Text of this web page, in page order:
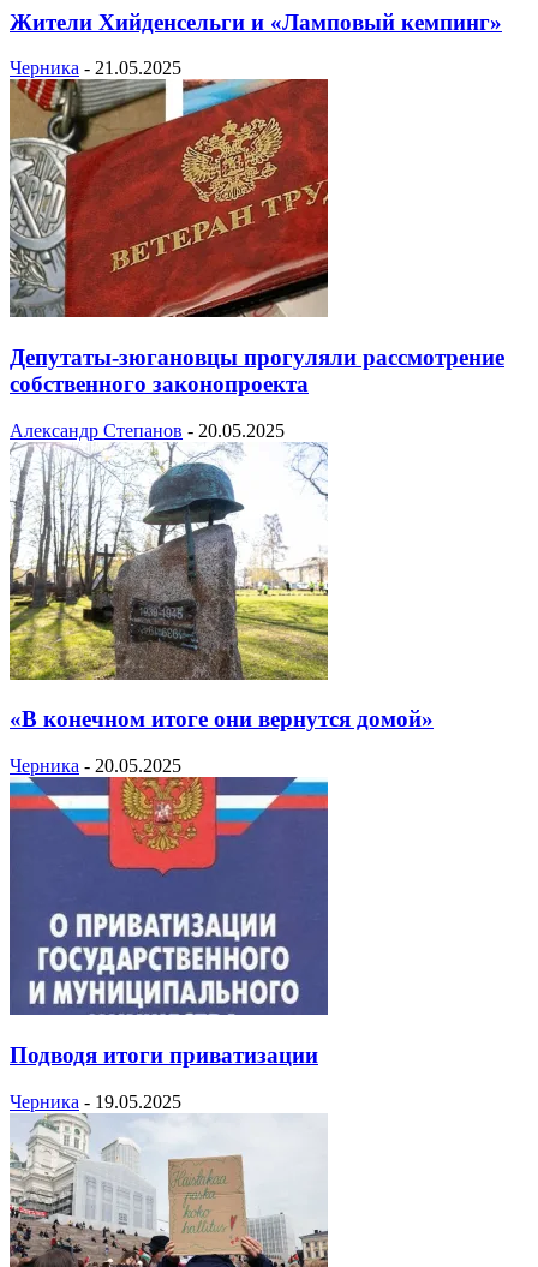
Жители Хийденсельги и «Ламповый кемпинг»
Черника - 21.05.2025
Депутаты-зюгановцы прогуляли рассмотрение
собственного законопроекта
Александр Степанов - 20.05.2025
«В конечном итоге они вернутся домой»
Черника - 20.05.2025
Подводя итоги приватизации
Черника - 19.05.2025